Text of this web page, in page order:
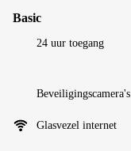
Basic
24 uur toegang
Beveiligingscamera's
Glasvezel internet